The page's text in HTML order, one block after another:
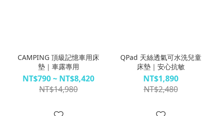
CAMPING 頂級記憶車用床
墊｜車露專用
NT$790 ~ NT$8,420
NT$14,980
QPad 天絲透氣可水洗兒童
床墊｜安心抗敏
NT$1,890
NT$2,480